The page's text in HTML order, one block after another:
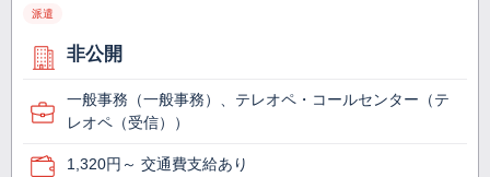
派遣
非公開
一般事務（一般事務）、テレオペ・コールセンター（テ
レオペ（受信））
1,320円～ 交通費支給あり